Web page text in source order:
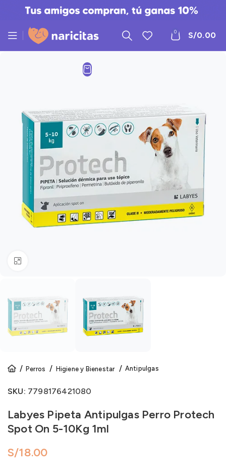
0 S/0.00
Perros Higiene y Bienestar Antipulgas
SKU: 7798176421080
Labyes Pipeta Antipulgas Perro Protech
Spot On 5-10Kg 1ml
S/